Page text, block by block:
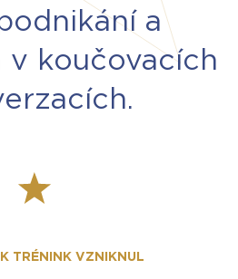
a
v koučovacích
TRÉNINK VZNIKNUL